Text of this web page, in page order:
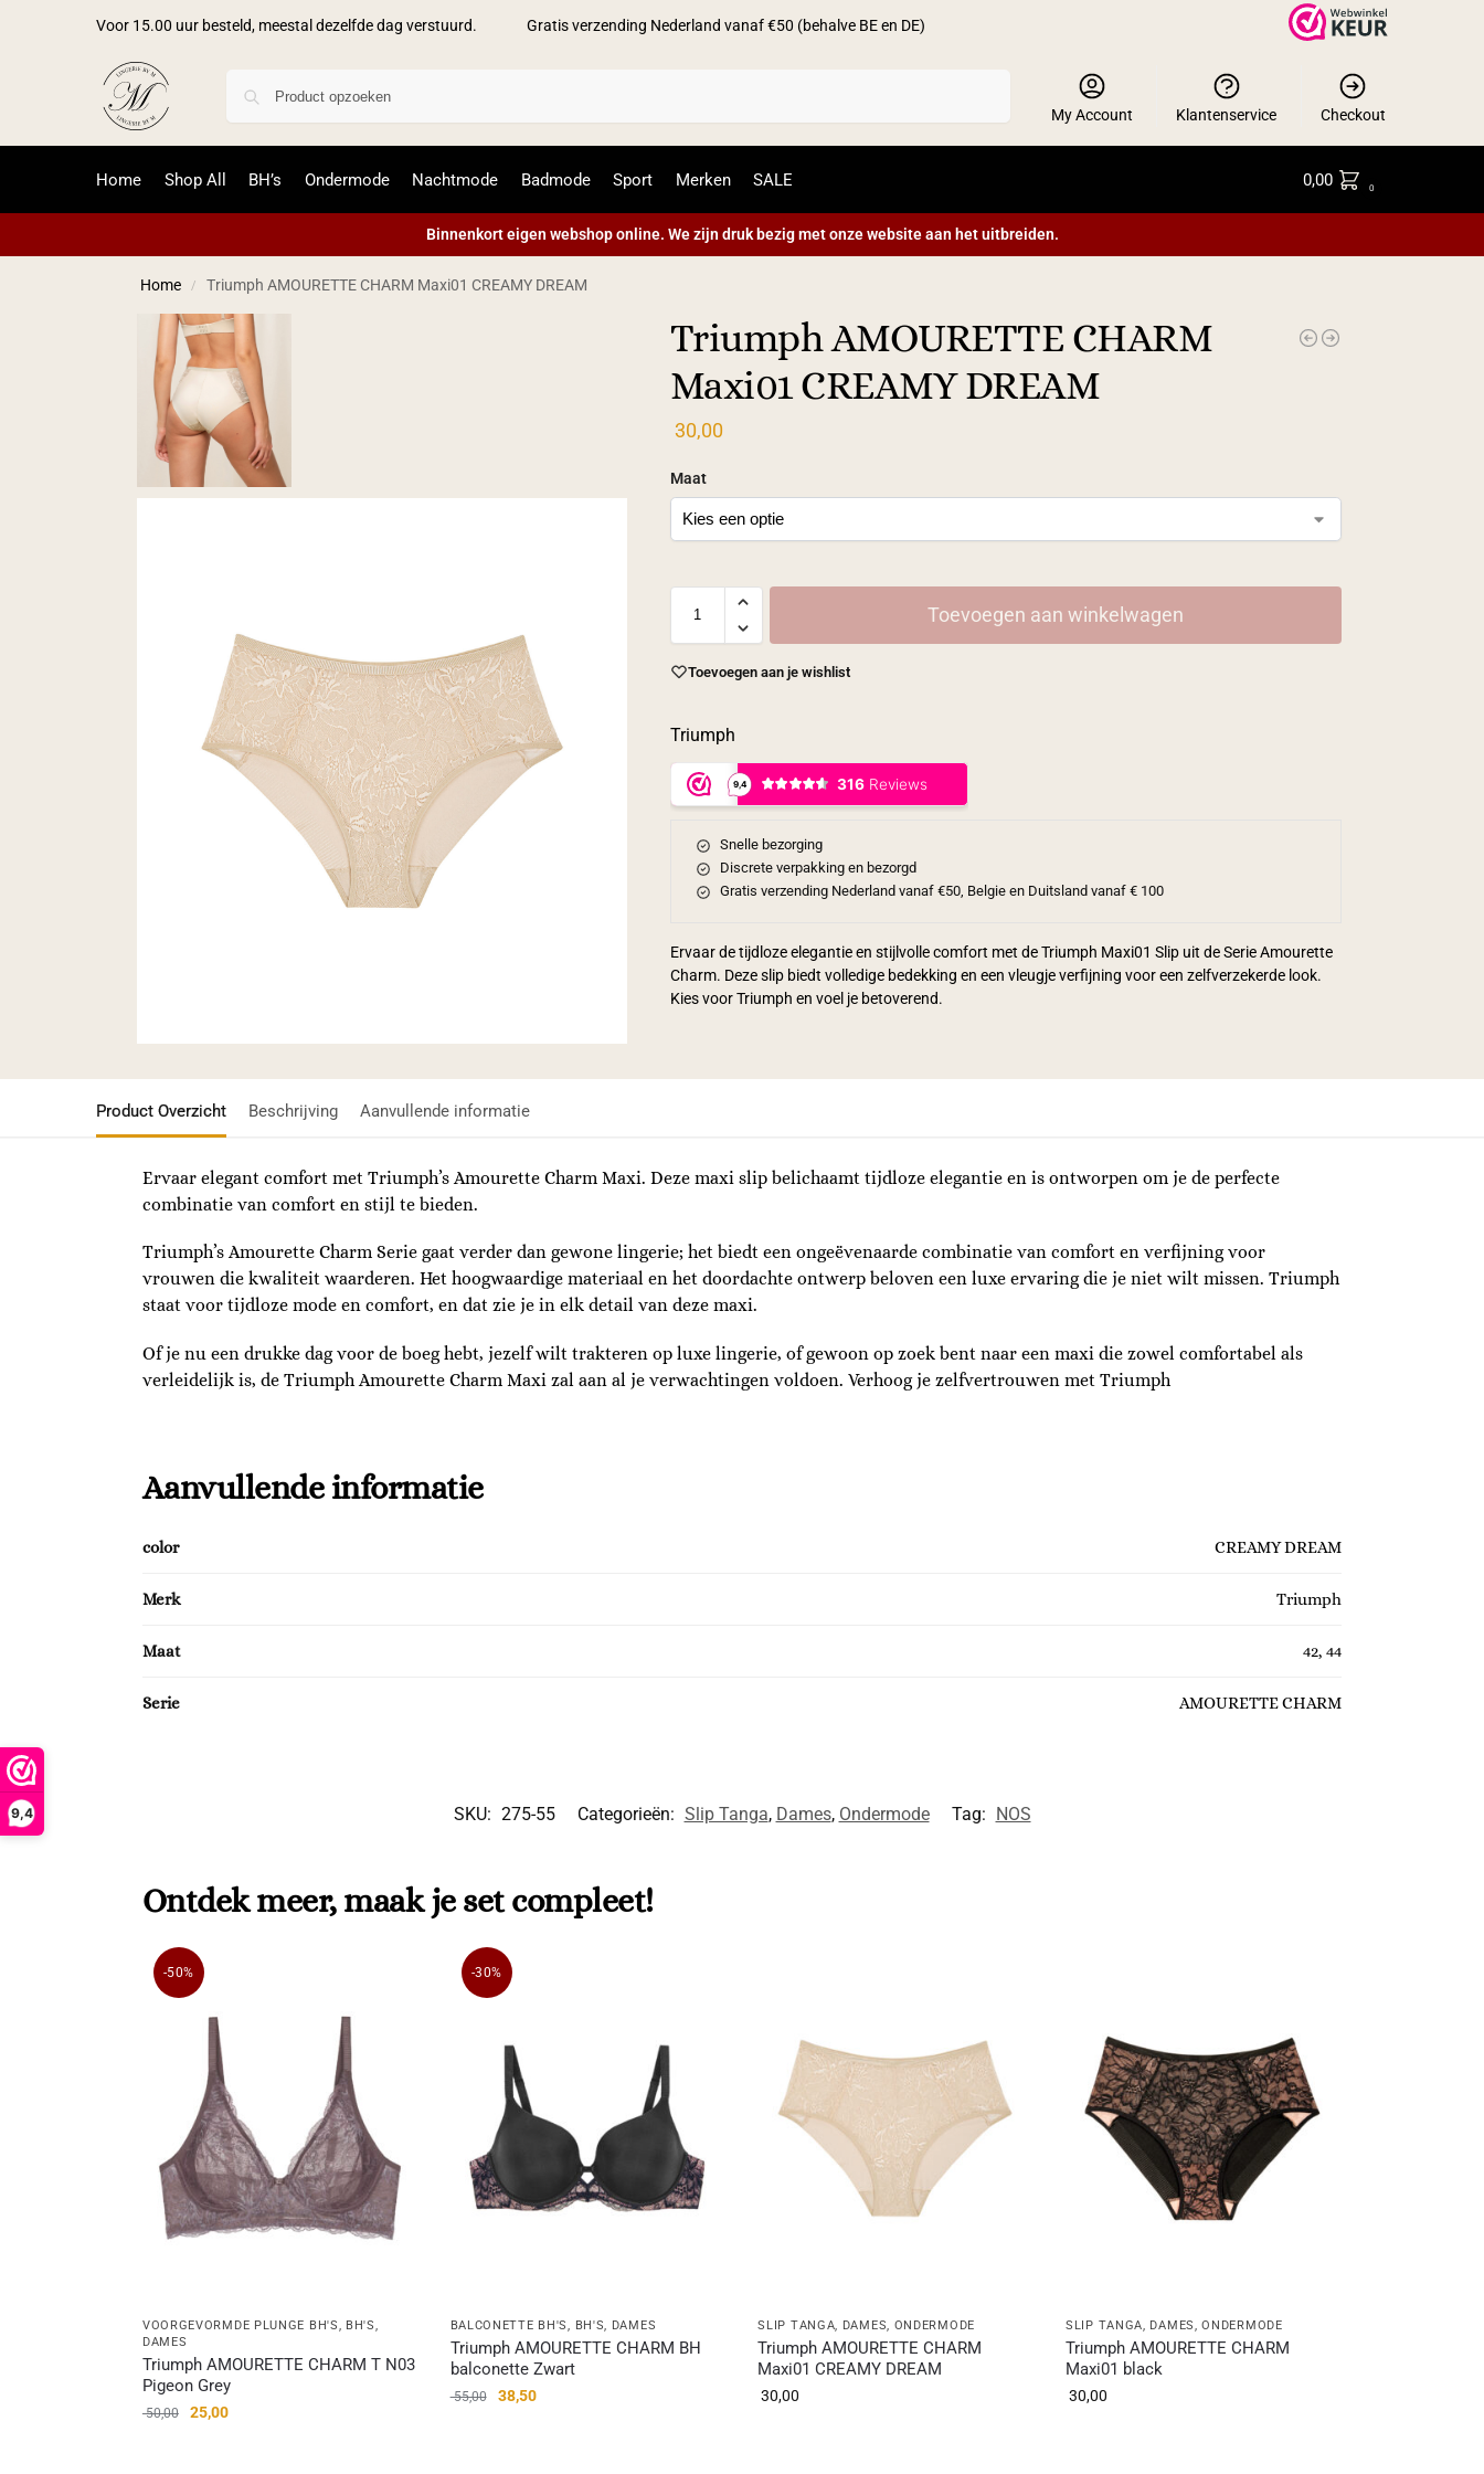
9,4
Voor 15.00 uur besteld, meestal dezelfde dag verstuurd. Gratis verzending Nederland vanaf €50 (behalve BE en DE)
My Account Klantenservice Checkout
Home Shop All BH’s Ondermode Nachtmode Badmode Sport Merken SALE 0,00 0
Binnenkort eigen webshop online. We zijn druk bezig met onze website aan het uitbreiden.
Home / Triumph AMOURETTE CHARM Maxi01 CREAMY DREAM
Triumph AMOURETTE CHARM
Maxi01 CREAMY DREAM
30,00
Maat
Toevoegen aan winkelwagen
Toevoegen aan je wishlist
Triumph
Snelle bezorging
Discrete verpakking en bezorgd
Gratis verzending Nederland vanaf €50, Belgie en Duitsland vanaf € 100
Ervaar de tijdloze elegantie en stijlvolle comfort met de Triumph Maxi01 Slip uit de Serie Amourette
Charm. Deze slip biedt volledige bedekking en een vleugje verfijning voor een zelfverzekerde look.
Kies voor Triumph en voel je betoverend.
Product Overzicht Beschrijving Aanvullende informatie
Ervaar elegant comfort met Triumph’s Amourette Charm Maxi. Deze maxi slip belichaamt tijdloze elegantie en is ontworpen om je de perfecte
combinatie van comfort en stijl te bieden.
Triumph’s Amourette Charm Serie gaat verder dan gewone lingerie; het biedt een ongeëvenaarde combinatie van comfort en verfijning voor
vrouwen die kwaliteit waarderen. Het hoogwaardige materiaal en het doordachte ontwerp beloven een luxe ervaring die je niet wilt missen. Triumph
staat voor tijdloze mode en comfort, en dat zie je in elk detail van deze maxi.
Of je nu een drukke dag voor de boeg hebt, jezelf wilt trakteren op luxe lingerie, of gewoon op zoek bent naar een maxi die zowel comfortabel als
verleidelijk is, de Triumph Amourette Charm Maxi zal aan al je verwachtingen voldoen. Verhoog je zelfvertrouwen met Triumph
Aanvullende informatie
color CREAMY DREAM
Merk Triumph
Maat 42, 44
Serie AMOURETTE CHARM
SKU: 275-55 Categorieën: Slip Tanga, Dames, Ondermode Tag: NOS
Ontdek meer, maak je set compleet!
-50%
VOORGEVORMDE PLUNGE BH'S, BH'S,
DAMES
Triumph AMOURETTE CHARM T N03
Pigeon Grey
50,00 25,00
-30%
BALCONETTE BH'S, BH'S, DAMES
Triumph AMOURETTE CHARM BH
balconette Zwart
55,00 38,50
SLIP TANGA, DAMES, ONDERMODE
Triumph AMOURETTE CHARM
Maxi01 CREAMY DREAM
30,00
SLIP TANGA, DAMES,ONDERMODE
Triumph AMOURETTE CHARM
Maxi01 black
30,00